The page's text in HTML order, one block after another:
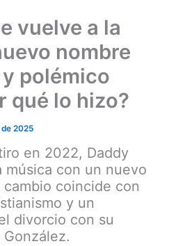
vuelve a la
nombre
polémico
qué lo hizo?
de 2025
en 2022, Daddy
música con un nuevo
coincide con
y un
divorcio con su